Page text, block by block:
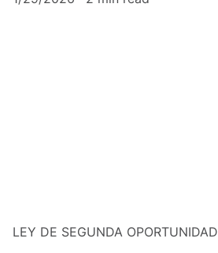
LEY DE SEGUNDA OPORTUNIDAD